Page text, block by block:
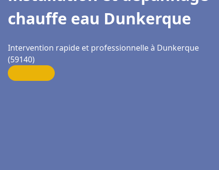
chauffe eau Dunkerque
Intervention rapide et professionnelle à Dunkerque
(59140)